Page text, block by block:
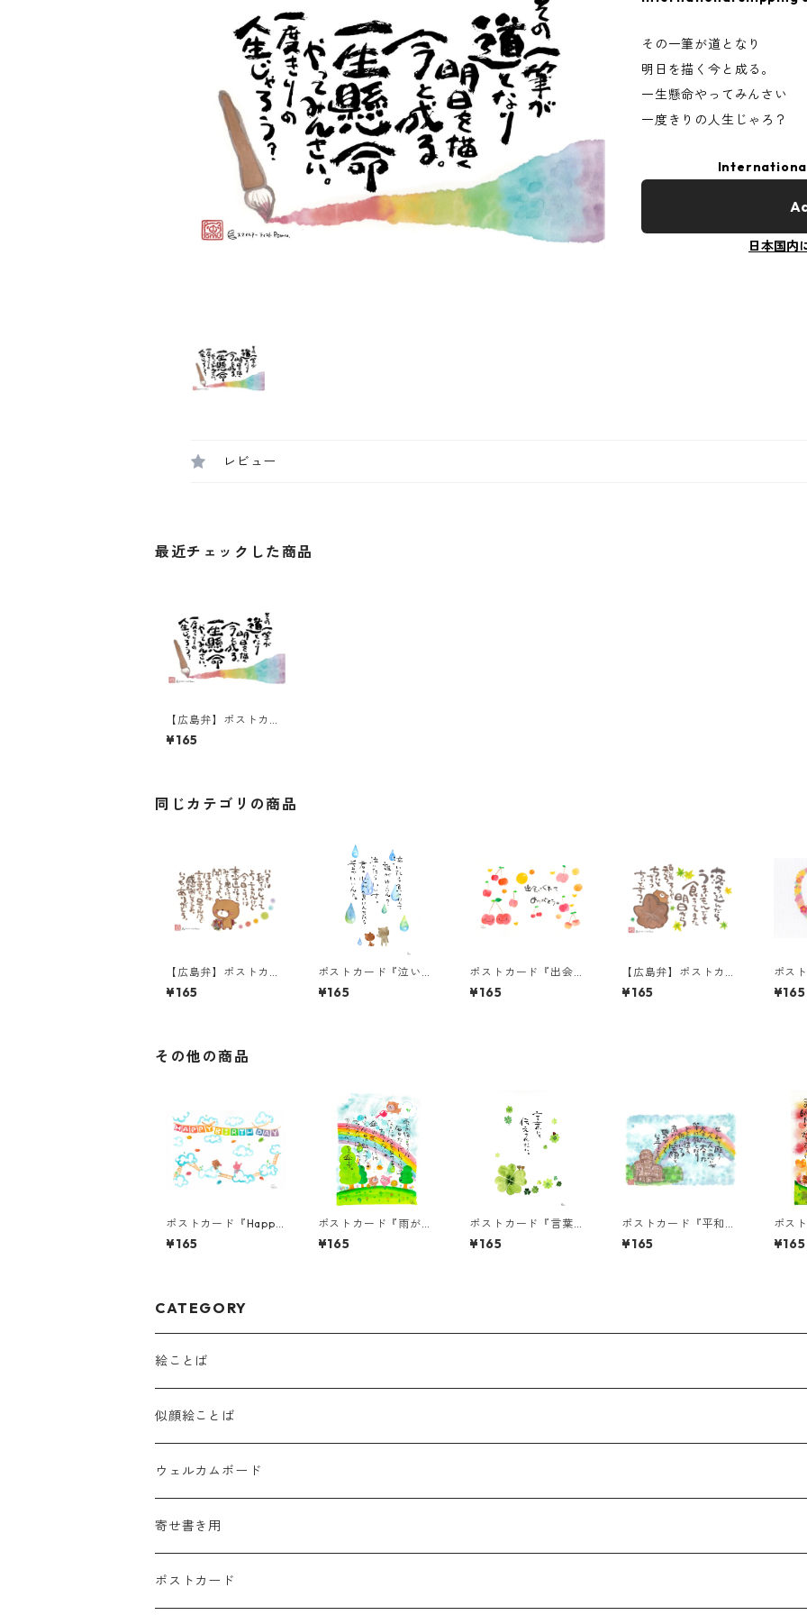
その一筆が道となり
明日を描く今と成る。
一生懸命やってみんさい
一度きりの人生じゃろ？
日本国内
レビュー
最近チェックした商品
【広島弁】ポストカー
ド『その一筆が道とな
り』
¥165
同じカテゴリの商品
【広島弁】ポストカー
ド『いつもは恥ずかし
ゅーて』
¥165
ポストカード『泣いた
ら負けなんて・・・』
¥165
ポストカード『出会っ
てくれて ありがと
う。』
¥165
【広島弁】ポストカー
ド『落ち込んだらうま
いもんでも』
¥165
ポス
も 何
¥165
その他の商品
ポストカード『Happy
Birthday(くも)』
¥165
ポストカード『雨が降
りそうな毎日なら
ば・・・』
¥165
ポストカード『言葉じ
ゃ伝えきれない。』
¥165
ポストカード『平和を
願う』
¥165
ポス
が隣
ら、
¥165
CATEGORY
絵ことば
似顔絵ことば
ウェルカムボード
寄せ書き用
ポストカード